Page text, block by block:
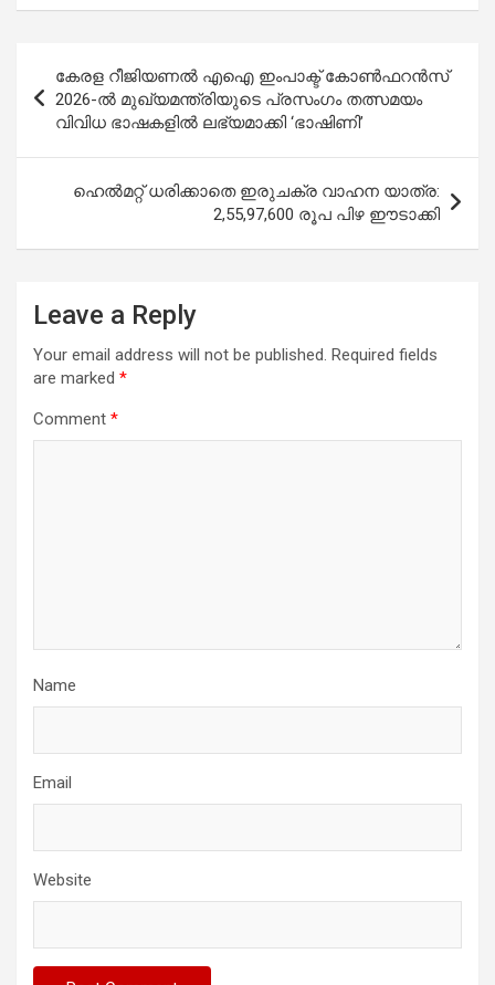
ce
o
o
k
at
s
A
p
p
tt ail ar
navigation
കേരള റീജിയണൽ എഐ ഇംപാക്ട് കോൺഫറൻസ്
2026-ൽ മുഖ്യമന്ത്രിയുടെ പ്രസംഗം തത്സമയം
വിവിധ ഭാഷകളിൽ ലഭ്യമാക്കി ‘ഭാഷിണി’
ഹെല്‍മറ്റ് ധരിക്കാതെ ഇരുചക്ര വാഹന യാത്ര:
2,55,97,600 രൂപ പിഴ ഈടാക്കി
Leave a Reply
Your email address will not be published. Required fields
are marked *
Comment *
Name
Email
Website